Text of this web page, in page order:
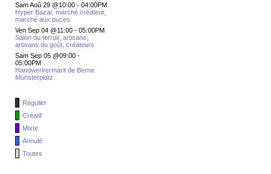
Sam Aoû 29 @10:00 - 04:00PM
Hyper Bazar, marché créateur,
marché aux puces
Ven Sep 04 @11:00 - 05:00PM
Salon du terroir, artisans,
artisans du goût, créateurs
Sam Sep 05 @09:00 -
05:00PM
Handwerkermärit de Berne
Münsterplatz
Régulier
Créatif
Mixte
Annulé
Toutes